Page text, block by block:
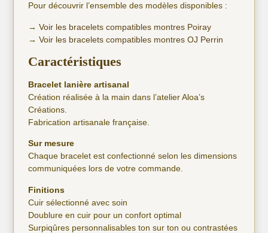
Pour découvrir l’ensemble des modèles disponibles :
→Voir les bracelets compatibles montres Poiray
→Voir les bracelets compatibles montres OJ Perrin
Caractéristiques
Bracelet lanière artisanal
Création réalisée à la main dans l’atelier Aloa’s
Créations.
Fabrication artisanale française.
Sur mesure
Chaque bracelet est confectionné selon les dimensions
communiquées lors de votre commande.
Finitions
Cuir sélectionné avec soin
Doublure en cuir pour un confort optimal
Surpiqûres personnalisables ton sur ton ou contrastées